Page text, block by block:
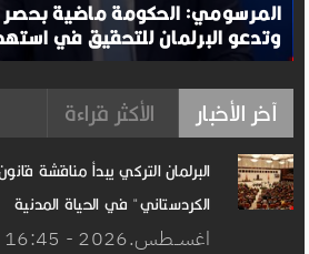
المرسومي: الحكومة ماضية بحصر
وتدعو البرلمان للتحقيق في
آخر الأخبار الأكثر قراءة
البرلمان التركي يبدأ مناقشة
الكردستاني" في الحياة المدنية
07 اغســطس.2026 - 16:45